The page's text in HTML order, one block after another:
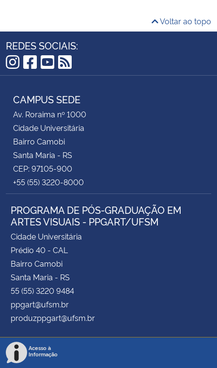
Voltar ao topo
REDES SOCIAIS:
Instagram
Facebook
YouTube
RSS
CAMPUS SEDE
Av. Roraima nº 1000
Cidade Universitária
Bairro Camobi
Santa Maria - RS
CEP: 97105-900
+55 (55) 3220-8000
PROGRAMA DE PÓS-GRADUAÇÃO EM
ARTES VISUAIS - PPGART/UFSM
Cidade Universitária
Prédio 40 - CAL
Bairro Camobi
Santa Maria - RS
55 (55) 3220 9484
ppgart@ufsm.br
produzppgart@ufsm.br
Acesso à
Informação